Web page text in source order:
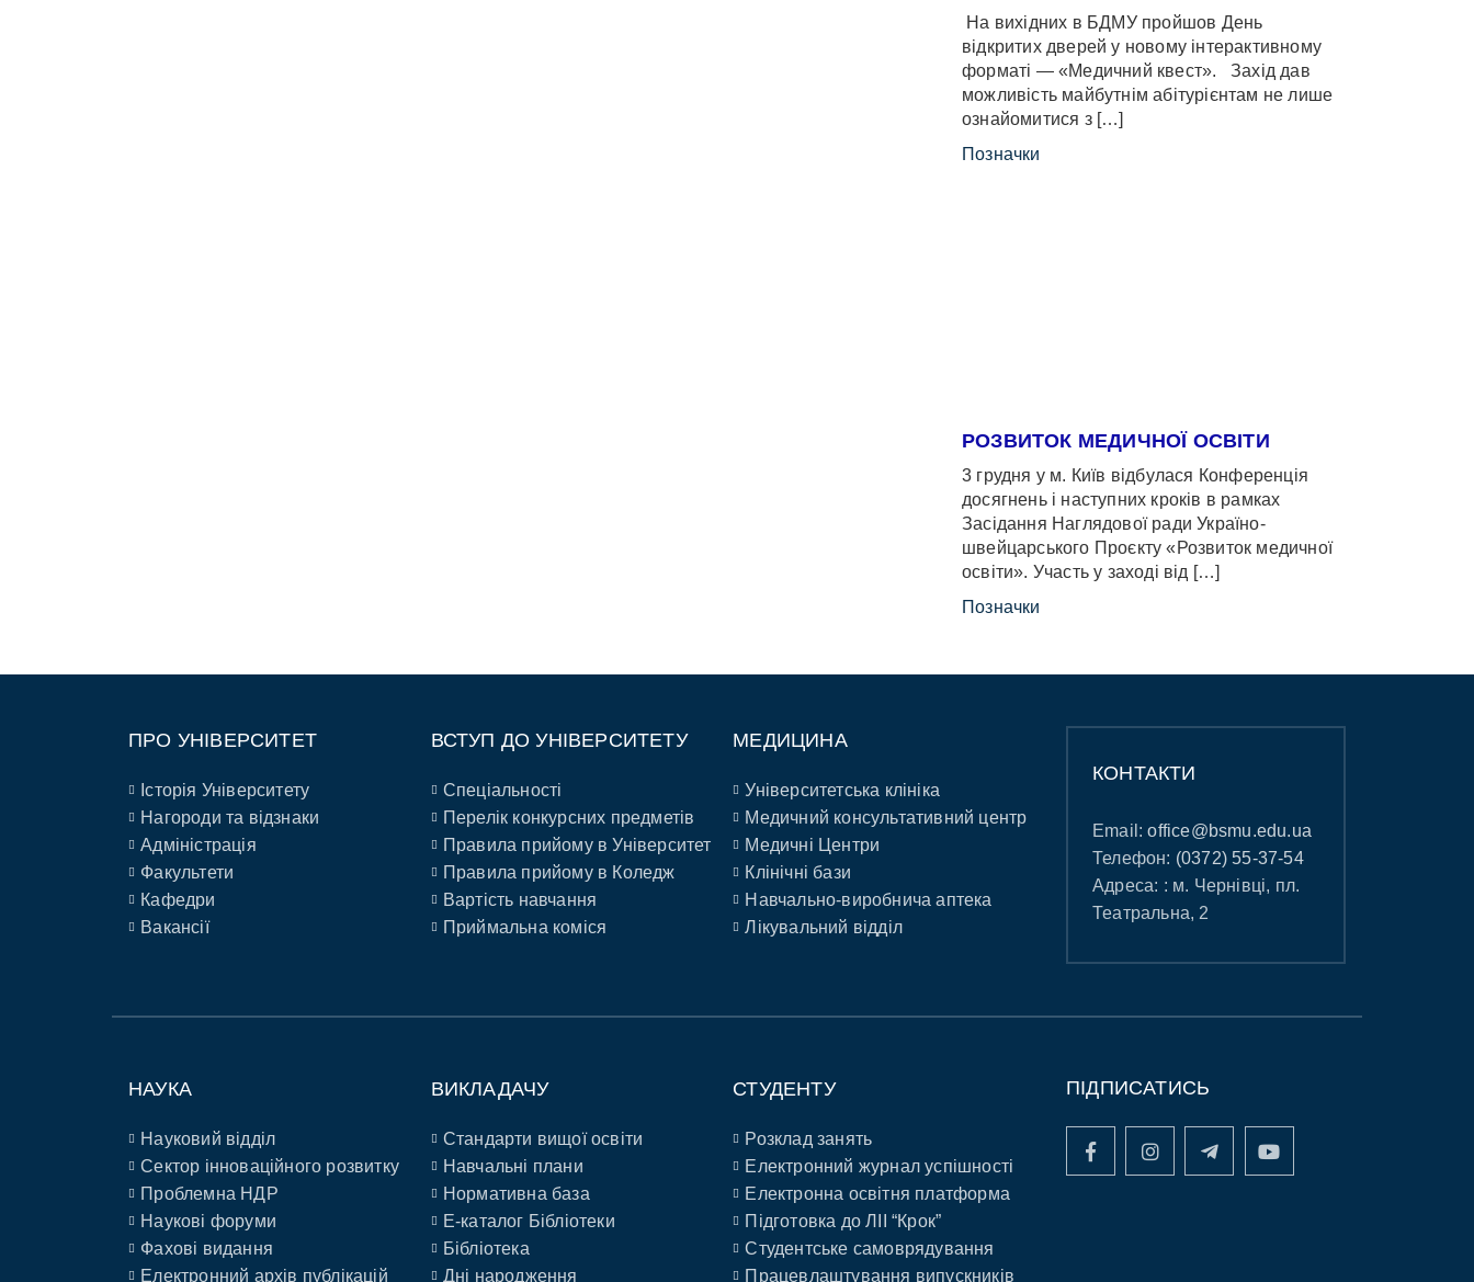
На вихідних в БДМУ пройшов День
відкритих дверей у новому інтерактивному
форматі — «Медичний квест». Захід дав
можливість майбутнім абітурієнтам не лише
ознайомитися з […]
Позначки
РОЗВИТОК МЕДИЧНОЇ ОСВІТИ
3 грудня у м. Київ відбулася Конференція
досягнень і наступних кроків в рамках
Засідання Наглядової ради Україно-
швейцарського Проєкту «Розвиток медичної
освіти». Участь у заході від […]
Позначки
ПРО УНІВЕРСИТЕТ
Історія Університету
Нагороди та відзнаки
Адміністрація
Факультети
Кафедри
Вакансії
ВСТУП ДО УНІВЕРСИТЕТУ
Спеціальності
Перелік конкурсних предметів
Правила прийому в Університет
Правила прийому в Коледж
Вартість навчання
Приймальна коміся
МЕДИЦИНА
Університетська клініка
Медичний консультативний центр
Медичні Центри
Клінічні бази
Навчально-виробнича аптека
Лікувальний відділ
КОНТАКТИ
Email:office@bsmu.edu.ua
Телефон: (0372) 55-37-54
Адреса: : м. Чернівці, пл.
Театральна, 2
НАУКА
Науковий відділ
Сектор інноваційного розвитку
Проблемна НДР
Наукові форуми
Фахові видання
Електронний архів публікацій
ВИКЛАДАЧУ
Стандарти вищої освіти
Навчальні плани
Нормативна база
E-каталог Бібліотеки
Бібліотека
Дні народження
СТУДЕНТУ
Розклад занять
Електронний журнал успішності
Електронна освітня платформа
Підготовка до ЛІІ “Крок”
Студентське самоврядування
Працевлаштування випускників
ПІДПИСАТИСЬ